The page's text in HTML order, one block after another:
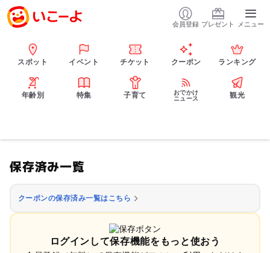
会員登録 プレゼント メニュー
スポット イベント チケット クーポン ランキング
年齢別 特集 子育て
おでかけ
ニュース
観光
保存済み一覧
クーポンの保存済み一覧はこちら
ログインして保存機能をもっと使おう